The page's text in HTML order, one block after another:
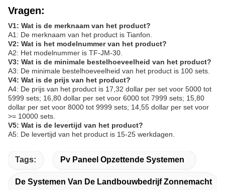
Vragen:
V1: Wat is de merknaam van het product?
A1: De merknaam van het product is Tianfon.
V2: Wat is het modelnummer van het product?
A2: Het modelnummer is TF-JM-30.
V3: Wat is de minimale bestelhoeveelheid van het product?
A3: De minimale bestelhoeveelheid van het product is 100 sets.
V4: Wat is de prijs van het product?
A4: De prijs van het product is 17,32 dollar per set voor 5000 tot
5999 sets; 16,80 dollar per set voor 6000 tot 7999 sets; 15,80
dollar per set voor 8000 tot 9999 sets; 14,55 dollar per set voor
>= 10000 sets.
V5: Wat is de levertijd van het product?
A5: De levertijd van het product is 15-25 werkdagen.
Tags: Pv Paneel Opzettende Systemen
De Systemen Van De Landbouwbedrijf Zonnemacht